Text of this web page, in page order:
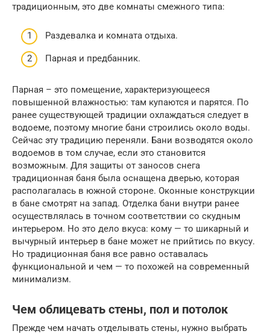
традиционным, это две комнаты смежного типа:
Раздевалка и комната отдыха.
Парная и предбанник.
Парная – это помещение, характеризующееся
повышенной влажностью: там купаются и парятся. По
ранее существующей традиции охлаждаться следует в
водоеме, поэтому многие бани строились около воды.
Сейчас эту традицию переняли. Бани возводятся около
водоемов в том случае, если это становится
возможным. Для защиты от заносов снега
традиционная баня была оснащена дверью, которая
располагалась в южной стороне. Оконные конструкции
в бане смотрят на запад. Отделка бани внутри ранее
осуществлялась в точном соответствии со скудным
интерьером. Но это дело вкуса: кому — то шикарный и
вычурный интерьер в бане может не прийтись по вкусу.
Но традиционная баня все равно оставалась
функциональной и чем — то похожей на современный
минимализм.
Чем облицевать стены, пол и потолок
Прежде чем начать отделывать стены, нужно выбрать